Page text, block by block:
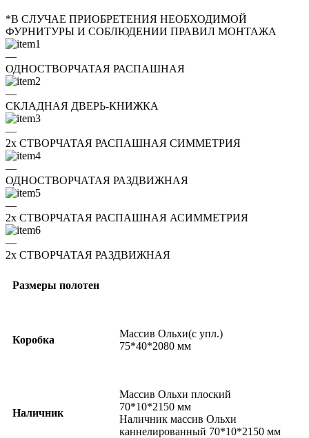
*В СЛУЧАЕ ПРИОБРЕТЕНИЯ НЕОБХОДИМОЙ
ФУРНИТУРЫ И СОБЛЮДЕНИИ ПРАВИЛ МОНТАЖА
—
ОДНОСТВОРЧАТАЯ РАСПАШНАЯ
—
СКЛАДНАЯ ДВЕРЬ-КНИЖКА
—
2x СТВОРЧАТАЯ РАСПАШНАЯ СИММЕТРИЯ
—
ОДНОСТВОРЧАТАЯ РАЗДВИЖНАЯ
—
2x СТВОРЧАТАЯ РАСПАШНАЯ АСИММЕТРИЯ
—
2x СТВОРЧАТАЯ РАЗДВИЖНАЯ
Размеры полотен
Коробка
Массив Ольхи(с упл.)
75*40*2080 мм
Наличник
Массив Ольхи плоский
70*10*2150 мм
Наличник массив Ольхи
каннелированный 70*10*2150 мм